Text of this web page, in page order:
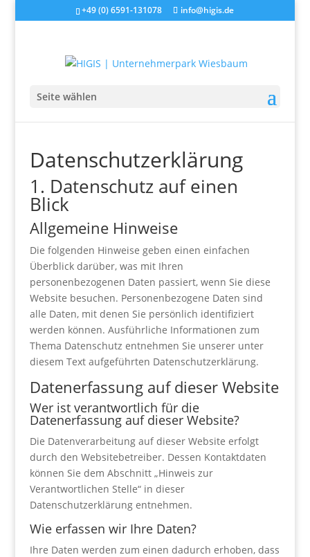
+49 (0) 6591-131078 info@higis.de
Seite wählen
Datenschutz­erklärung
1. Datenschutz auf einen
Blick
Allgemeine Hinweise
Die folgenden Hinweise geben einen einfachen
Überblick darüber, was mit Ihren
personenbezogenen Daten passiert, wenn Sie diese
Website besuchen. Personenbezogene Daten sind
alle Daten, mit denen Sie persönlich identifiziert
werden können. Ausführliche Informationen zum
Thema Datenschutz entnehmen Sie unserer unter
diesem Text aufgeführten Datenschutzerklärung.
Datenerfassung auf dieser Website
Wer ist verantwortlich für die
Datenerfassung auf dieser Website?
Die Datenverarbeitung auf dieser Website erfolgt
durch den Websitebetreiber. Dessen Kontaktdaten
können Sie dem Abschnitt „Hinweis zur
Verantwortlichen Stelle“ in dieser
Datenschutzerklärung entnehmen.
Wie erfassen wir Ihre Daten?
Ihre Daten werden zum einen dadurch erhoben, dass